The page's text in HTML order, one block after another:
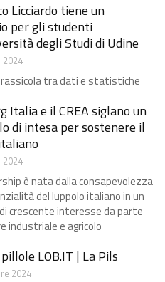
Licciardo tiene un
per gli studenti
degli Studi di Udine
2024
tra dati e statistiche
Italia e il CREA siglano un
di intesa per sostenere il
2024
è nata dalla consapevolezza
del luppolo italiano in un
crescente interesse da parte
industriale e agricolo
LOB.IT | La Pils
2024